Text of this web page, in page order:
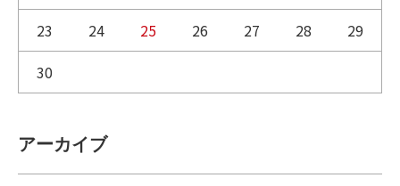
23
24 25 26 27 28
29
30
アーカイブ